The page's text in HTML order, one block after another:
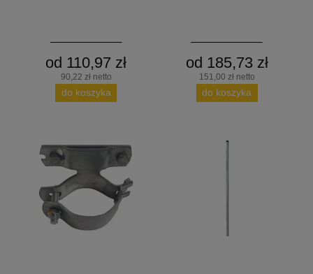
od 110,97 zł
90,22 zł netto
do koszyka
od 185,73 zł
151,00 zł netto
do koszyka